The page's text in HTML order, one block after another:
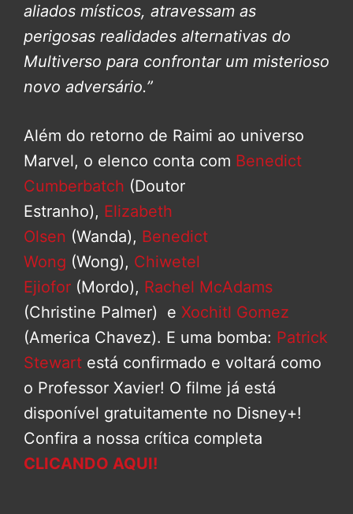
aliados místicos, atravessam as
perigosas realidades alternativas do
Multiverso para confrontar um misterioso
novo adversário.”
Além do retorno de Raimi ao universo
Marvel, o elenco conta com Benedict
Cumberbatch (Doutor
Estranho), Elizabeth
Olsen (Wanda), Benedict
Wong (Wong), Chiwetel
Ejiofor (Mordo), Rachel McAdams
(Christine Palmer) e Xochitl Gomez
(America Chavez). E uma bomba: Patrick
Stewart está confirmado e voltará como
o Professor Xavier! O filme já está
disponível gratuitamente no Disney+!
Confira a nossa crítica completa
CLICANDO AQUI!